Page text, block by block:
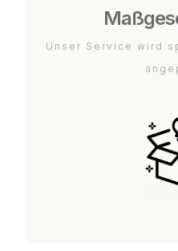
Unser Service wird